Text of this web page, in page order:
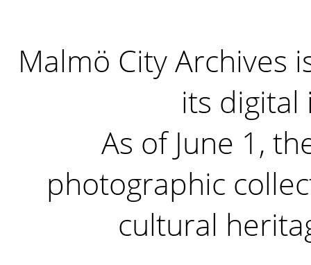
Malmö City Archives
its digital
As of June 1,
photographic
cultural